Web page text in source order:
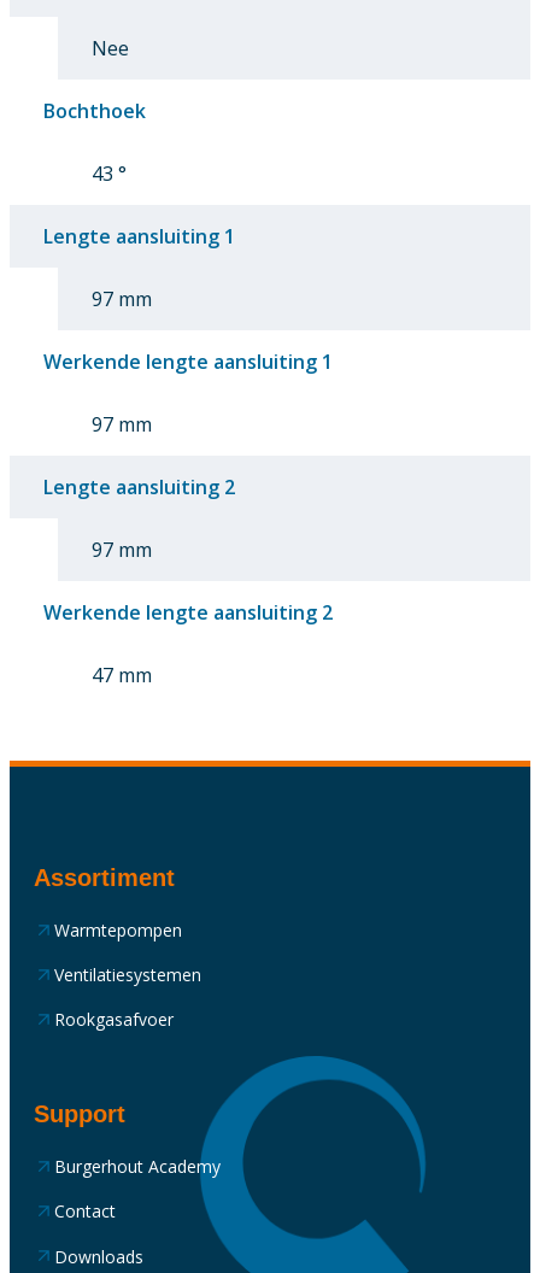
Nee
Bochthoek
43 °
Lengte aansluiting 1
97 mm
Werkende lengte aansluiting 1
97 mm
Lengte aansluiting 2
97 mm
Werkende lengte aansluiting 2
47 mm
Assortiment
Warmtepompen
Ventilatiesystemen
Rookgasafvoer
Support
Burgerhout Academy
Contact
Downloads